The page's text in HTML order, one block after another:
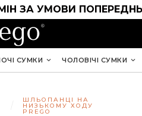
ЗА УМОВИ
СУМКИ ЧОЛОВІЧІ СУМКИ
ШЛЬОПАНЦІ НА
НИЗЬКОМУ ХОДУ
PREGO